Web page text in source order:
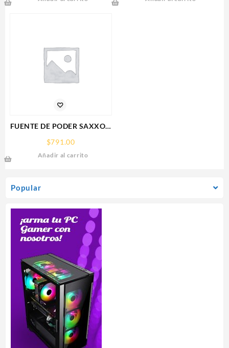
Popular
RX 9070
FUENTE DE PODER SAXXON
(PSU1210-D9)
REGULADA,12V,10
AMPERES,DISTRIBUIDOR
$791.00
Añadir al carrito